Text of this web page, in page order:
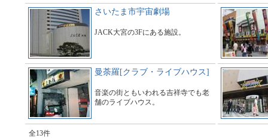
さいたま市宇宙劇場
JACK大宮の3Fにある施設。
曼荼羅[クラブ・ライブハウス]
音楽の街ともいわれる吉祥寺でも老
舗のライブハウス。
全13件